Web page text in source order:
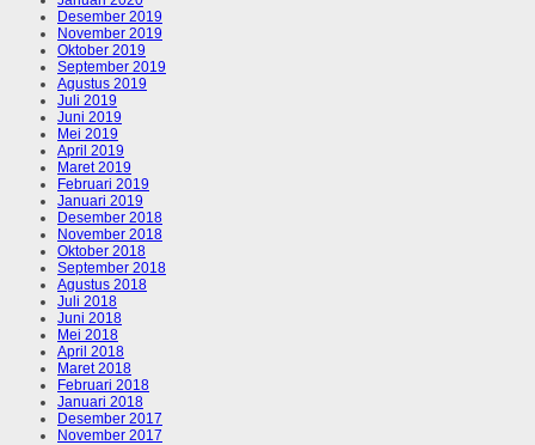
Desember 2019
November 2019
Oktober 2019
September 2019
Agustus 2019
Juli 2019
Juni 2019
Mei 2019
April 2019
Maret 2019
Februari 2019
Januari 2019
Desember 2018
November 2018
Oktober 2018
September 2018
Agustus 2018
Juli 2018
Juni 2018
Mei 2018
April 2018
Maret 2018
Februari 2018
Januari 2018
Desember 2017
November 2017